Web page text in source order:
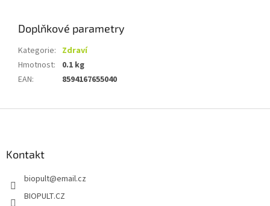
Doplňkové parametry
Kategorie: Zdraví
Hmotnost:
0.1 kg
EAN: 8594167655040
Kontakt
biopult@email.cz
BIOPULT.CZ